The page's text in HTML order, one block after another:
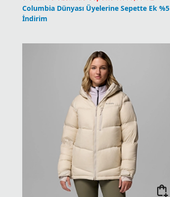
Columbia Dünyası Üyelerine Sepette Ek %5
İndirim